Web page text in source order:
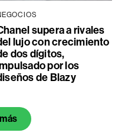
supera a rivales
lujo con crecimiento
dos dígitos,
por los
de Blazy